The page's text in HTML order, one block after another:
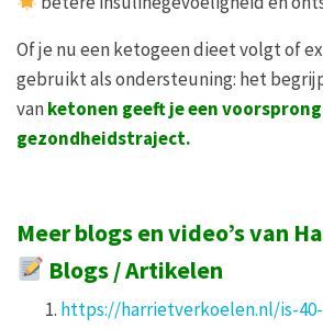
Of je nu een ketogeen dieet volgt of
gebruikt als ondersteuning: het
vanketonen geeft je een
gezondheidstraject.
Meer blogs en video’s van
Blogs / Artikelen
https://harrietverkoelen.nl/is-